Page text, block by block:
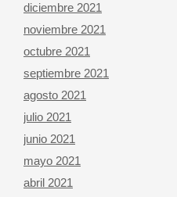
diciembre 2021
noviembre 2021
octubre 2021
septiembre 2021
agosto 2021
julio 2021
junio 2021
mayo 2021
abril 2021